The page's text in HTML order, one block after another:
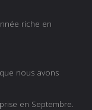
riche en
nous avons
en Septembre.